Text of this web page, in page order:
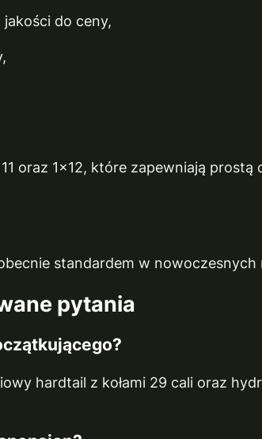
jakości do ceny,
oraz 1x12, które zapewniają prostą
standardem w
pytania
hardtail z kołami 29 cali oraz